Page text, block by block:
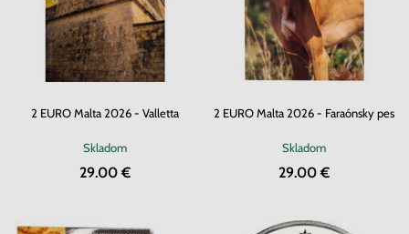
2 EURO Malta 2026 - Valletta
Skladom
29.00 €
2 EURO Malta 2026 - Faraónsky pes
Skladom
29.00 €